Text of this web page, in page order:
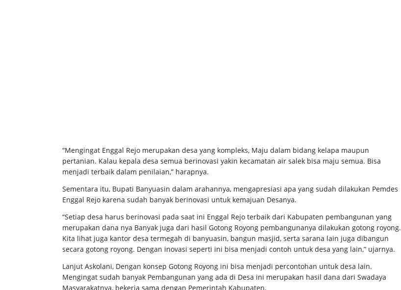
“Mengingat Enggal Rejo merupakan desa yang kompleks, Maju dalam bidang kelapa maupun
pertanian. Kalau kepala desa semua berinovasi yakin kecamatan air salek bisa maju semua. Bisa
menjadi terbaik dalam penilaian,” harapnya.
Sementara itu, Bupati Banyuasin dalam arahannya, mengapresiasi apa yang sudah dilakukan Pemdes
Enggal Rejo karena sudah banyak berinovasi untuk kemajuan Desanya.
“Setiap desa harus berinovasi pada saat ini Enggal Rejo terbaik dari Kabupaten pembangunan yang
merupakan dana nya Banyak juga dari hasil Gotong Royong pembangunanya dilakukan gotong royong.
Kita lihat juga kantor desa termegah di banyuasin, bangun masjid, serta sarana lain juga dibangun
secara gotong royong. Dengan inovasi seperti ini bisa menjadi contoh untuk desa yang lain,” ujarnya.
Lanjut Askolani, Dengan konsep Gotong Royong ini bisa menjadi percontohan untuk desa lain.
Mengingat sudah banyak Pembangunan yang ada di Desa ini merupakan hasil dana dari Swadaya
Masyarakatnya, bekerja sama dengan Pemerintah Kabupaten.